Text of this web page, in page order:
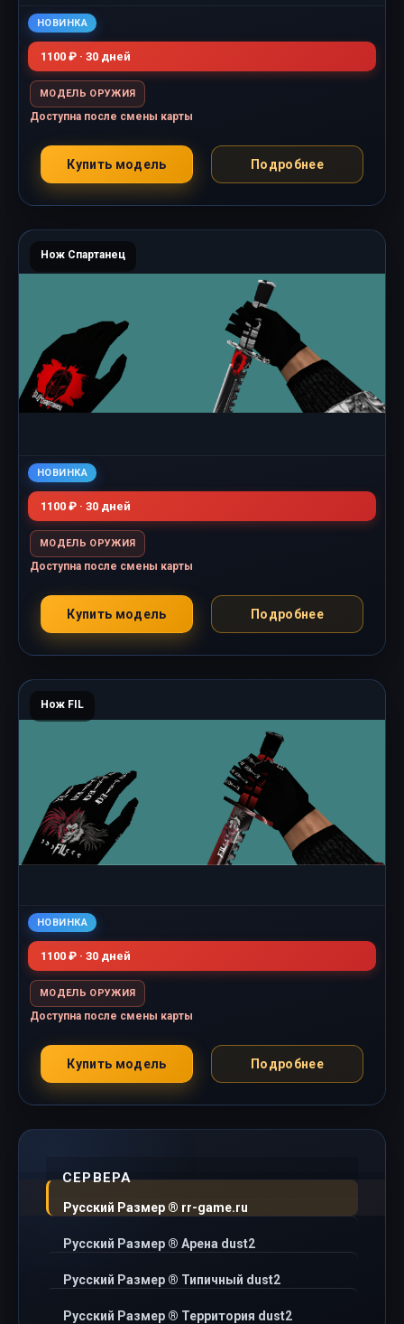
НОВИНКА
1100 ₽ · 30 дней
МОДЕЛЬ ОРУЖИЯ
Доступна после смены карты
Купить модель Подробнее
Нож Спартанец
НОВИНКА
1100 ₽ · 30 дней
МОДЕЛЬ ОРУЖИЯ
Доступна после смены карты
Купить модель Подробнее
Нож FIL
НОВИНКА
1100 ₽ · 30 дней
МОДЕЛЬ ОРУЖИЯ
Доступна после смены карты
Купить модель Подробнее
СЕРВЕРА
Русский Размер ® rr-game.ru
Русский Размер ® Арена dust2
Русский Размер ® Типичный dust2
Русский Размер ® Территория dust2